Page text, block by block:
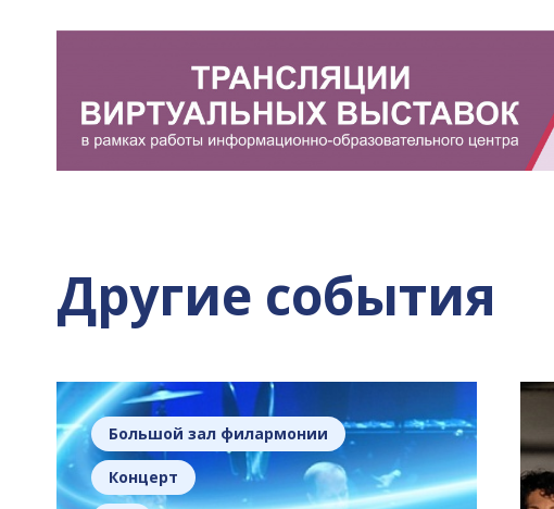
Другие события
Большой зал филармонии
Концерт